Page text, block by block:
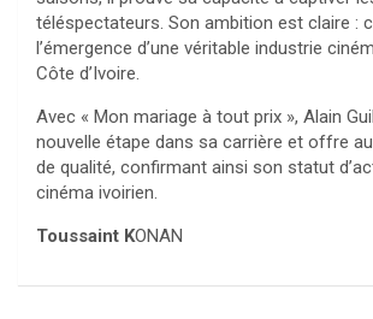
téléspectateurs. Son ambition est claire :
l’émergence d’une véritable industrie
Côte d’Ivoire.
Avec « Mon mariage à tout prix », Alain
nouvelle étape dans sa carrière et offre
de qualité, confirmant ainsi son statut
cinéma ivoirien.
Toussaint KONAN